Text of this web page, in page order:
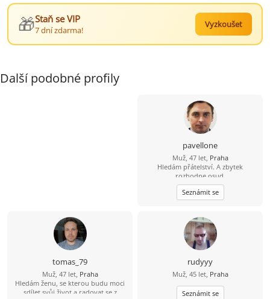
🎁Staň se VIP
7 dní zdarma!
Vyzkoušet
Další podobné profily
pavellone
Muž, 47 let, Praha
Hledám přátelství. A zbytek
rozhodne osud.
Seznámit se
tomas_79
Muž, 47 let, Praha
Hledám ženu, se kterou budu moci
sdílet svůj život a radovat se z
rudyyy
Muž, 45 let, Praha
Seznámit se